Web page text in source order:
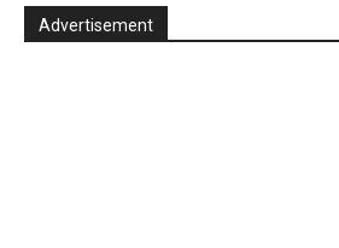
Advertisement